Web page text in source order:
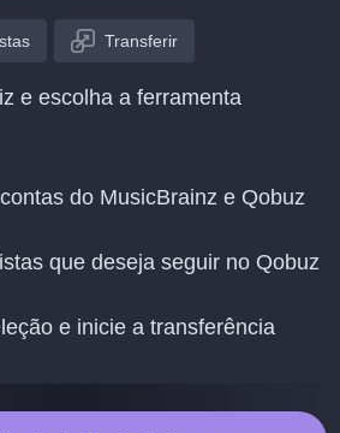
Transferir
e escolha a ferramenta
do MusicBrainz e Qobuz
que deseja seguir no Qobuz
e inicie a transferência